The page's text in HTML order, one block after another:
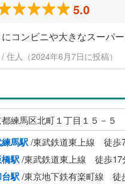
5.0
コンビニや大きなスーパ
人（2024年6月7日に投稿）
練馬区北町１丁目１５－５
馬駅/東武鉄道東上線 徒歩
駅/東武鉄道東上線 徒歩17
駅/東京地下鉄有楽町線 徒